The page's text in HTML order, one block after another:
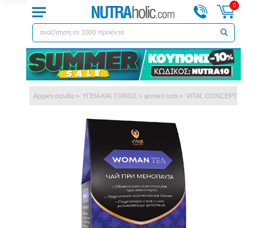
0
Αρχικη σελιδα > ΥΓΕΙΑ ΚΑΙ ΤΟΝΟΣ >φυσικό τσάι > VITAL CONCEPT